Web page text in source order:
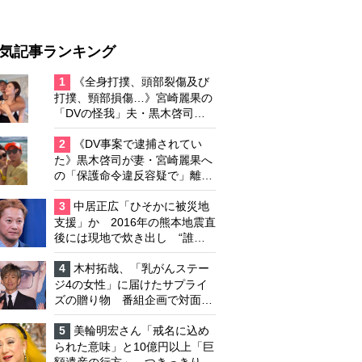
記事ランキング
1
《全身打撲、頭部裂傷及び
打撲、頸部損傷…》宮崎麗果の
「DVの怪我」夫・黒木啓司の
逮捕で始まる「夫婦の闘争」
2
《DV事案で逮捕されてい
た》黒木啓司が妻・宮崎麗果へ
の「保護命令違反容疑で」離婚
協議は「第二ステージ」へ
3
中居正広「ひそかに被災地
支援」か 2016年の熊本地震直
後には現地で炊き出し “誰に
も知られなくて良い”と、むし
ろ強まる福祉活動への思い
4
木村拓哉、「乳がんステー
ジ4の女性」に届けたサプライ
ズの贈り物 番組企画で対面し
たファンが、夢と希望を与える
心遣いに「うれしくて号泣しま
した」
5
美輪明宏さん「戒名に込め
られた意味」と10億円以上「巨